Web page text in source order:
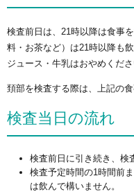
検査前日は、21時以降は食事
料・お茶など）は21時以降も飲
ジュース・牛乳はおやめくださ
頚部を検査する際は、上記の
検査当日の流れ
検査前日に引き続き、検
検査予定時間の1時間前
は飲んで構いません。